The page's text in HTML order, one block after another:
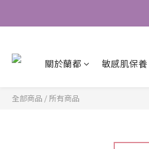
關於蘭都 敏感肌保養
全部商品 / 所有商品